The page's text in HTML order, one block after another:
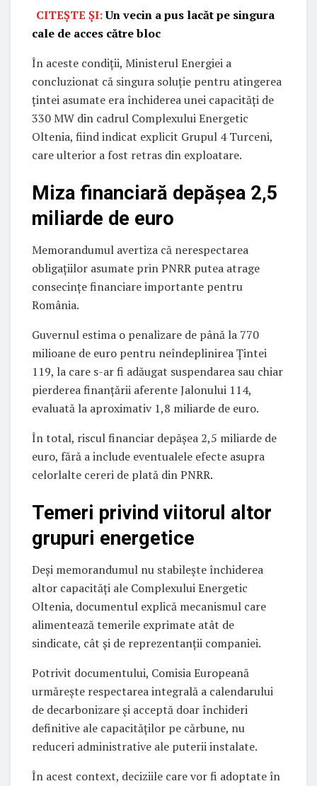
CITEȘTE ȘI:Un vecin a pus lacăt pe singura
cale de acces către bloc
În aceste condiții, Ministerul Energiei a
concluzionat că singura soluție pentru atingerea
țintei asumate era închiderea unei capacități de
330 MW din cadrul Complexului Energetic
Oltenia, fiind indicat explicit Grupul 4 Turceni,
care ulterior a fost retras din exploatare.
Miza financiară depășea 2,5
miliarde de euro
Memorandumul avertiza că nerespectarea
obligațiilor asumate prin PNRR putea atrage
consecințe financiare importante pentru
România.
Guvernul estima o penalizare de până la 770
milioane de euro pentru neîndeplinirea Țintei
119, la care s-ar fi adăugat suspendarea sau chiar
pierderea finanțării aferente Jalonului 114,
evaluată la aproximativ 1,8 miliarde de euro.
În total, riscul financiar depășea 2,5 miliarde de
euro, fără a include eventualele efecte asupra
celorlalte cereri de plată din PNRR.
Temeri privind viitorul altor
grupuri energetice
Deși memorandumul nu stabilește închiderea
altor capacități ale Complexului Energetic
Oltenia, documentul explică mecanismul care
alimentează temerile exprimate atât de
sindicate, cât și de reprezentanții companiei.
Potrivit documentului, Comisia Europeană
urmărește respectarea integrală a calendarului
de decarbonizare și acceptă doar închideri
definitive ale capacităților pe cărbune, nu
reduceri administrative ale puterii instalate.
În acest context, deciziile care vor fi adoptate în